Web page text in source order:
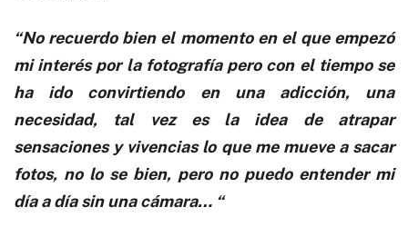
“No recuerdo bien el momento en el que empezó
mi interés por la fotografía pero con el tiempo se
ha ido convirtiendo en una adicción, una
necesidad, tal vez es la idea de atrapar
sensaciones y vivencias lo que me mueve a sacar
fotos, no lo se bien, pero no puedo entender mi
día a día sin una cámara… “